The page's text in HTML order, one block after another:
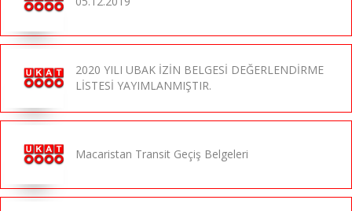
2020 YILI UBAK İZİN BELGESİ DEĞERLENDİRME
LİSTESİ YAYIMLANMIŞTIR.
Macaristan Transit Geçiş Belgeleri